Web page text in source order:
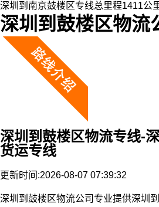
深圳到南京鼓楼区专线总里程1411公
深圳到鼓楼区物流
深圳到鼓楼区物流专线-
货运专线
更新时间:2026-08-07 07:39:32
深圳到鼓楼区物流公司专业提供深圳